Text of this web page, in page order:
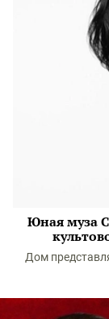
Юная муза
Дом